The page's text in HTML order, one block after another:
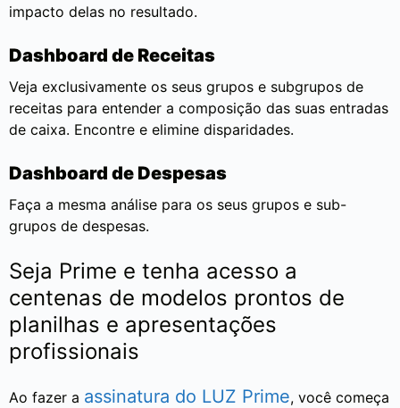
impacto delas no resultado.
Dashboard de Receitas
Veja exclusivamente os seus grupos e subgrupos de
receitas para entender a composição das suas entradas
de caixa. Encontre e elimine disparidades.
Dashboard de Despesas
Faça a mesma análise para os seus grupos e sub-
grupos de despesas.
Seja Prime e tenha acesso a
centenas de modelos prontos de
planilhas e apresentações
profissionais
Ao fazer a assinatura do LUZ Prime, você começa